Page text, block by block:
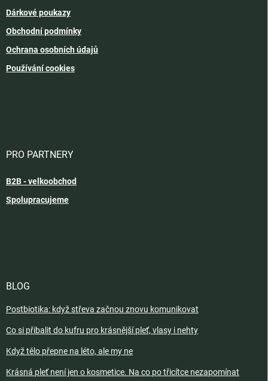
Dárkové poukazy
Obchodní podmínky
Ochrana osobních údajů
Používání cookies
PRO PARTNERY
B2B - velkoobchod
Spolupracujeme
BLOG
Postbiotika: když střeva začnou znovu komunikovat
Co si přibalit do kufru pro krásnější pleť, vlasy i nehty
Když tělo přepne na léto, ale my ne
Krásná pleť není jen o kosmetice. Na co po třicítce nezapomínat